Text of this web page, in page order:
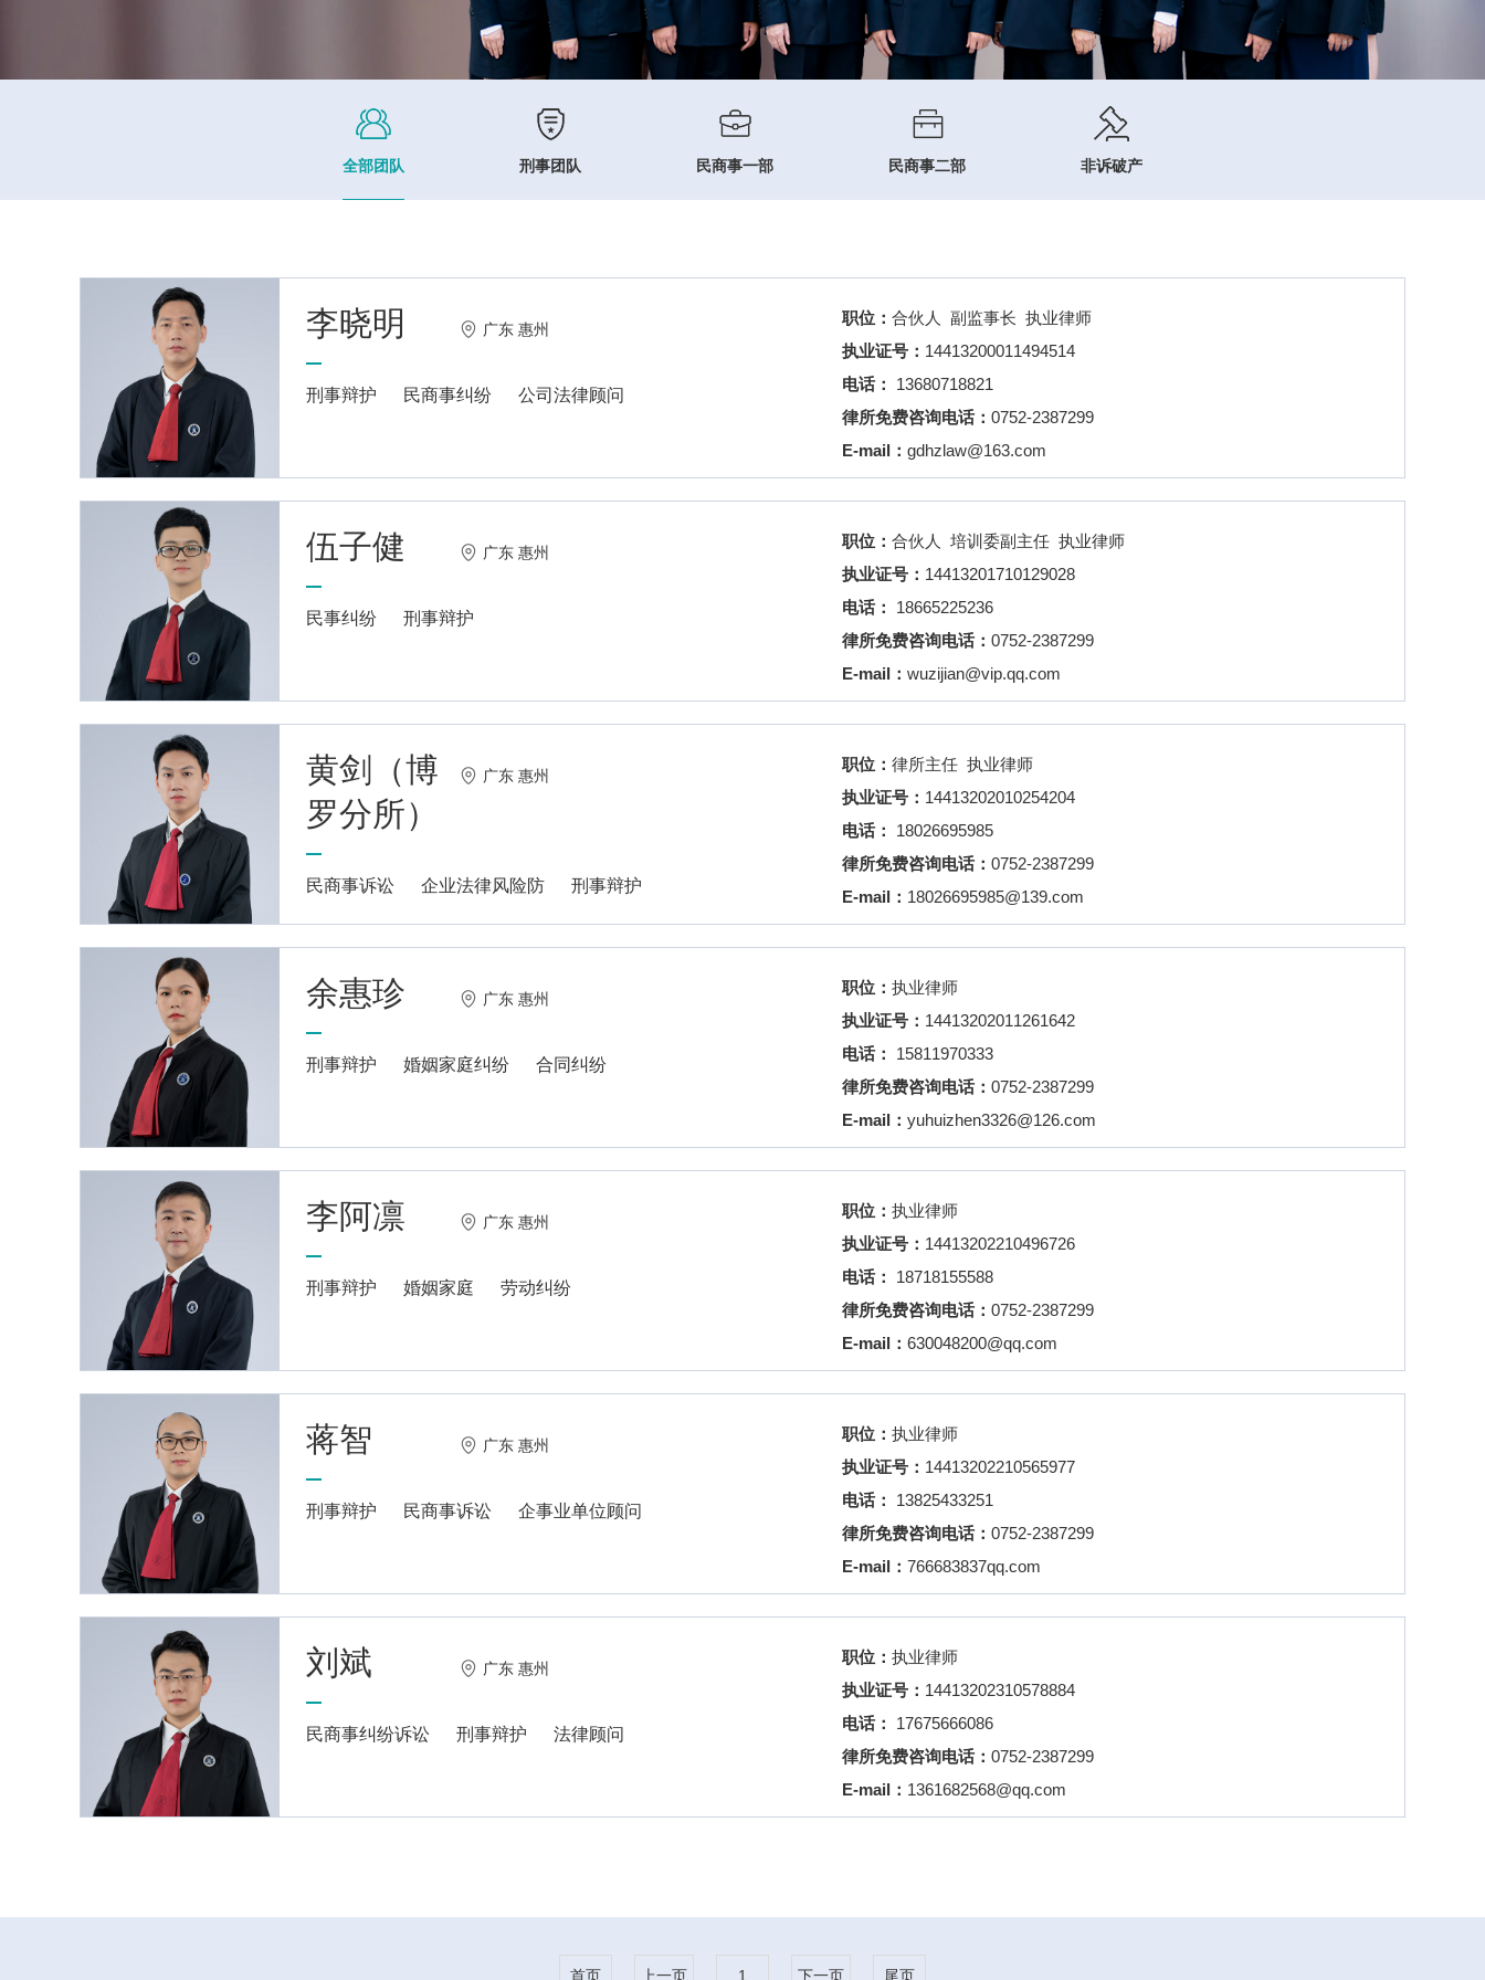
全部团队 刑事团队 民商事一部 民商事二部 非诉破产
李晓明 广东 惠州
刑事辩护 民商事纠纷 公司法律顾问
职位： 合伙人 副监事长 执业律师
执业证号： 14413200011494514
电话：
13680718821
律所免费咨询电话： 0752-2387299
E-mail： gdhzlaw@163.com
伍子健 广东 惠州
民事纠纷 刑事辩护
职位： 合伙人 培训委副主任 执业律师
执业证号： 14413201710129028
电话：
18665225236
律所免费咨询电话： 0752-2387299
E-mail： wuzijian@vip.qq.com
黄剑（博
罗分所）
广东 惠州
民商事诉讼 企业法律风险防 刑事辩护
职位： 律所主任 执业律师
执业证号： 14413202010254204
电话：
18026695985
律所免费咨询电话： 0752-2387299
E-mail： 18026695985@139.com
余惠珍 广东 惠州
刑事辩护 婚姻家庭纠纷 合同纠纷
职位： 执业律师
执业证号： 14413202011261642
电话：
15811970333
律所免费咨询电话： 0752-2387299
E-mail： yuhuizhen3326@126.com
李阿凛 广东 惠州
刑事辩护 婚姻家庭 劳动纠纷
职位： 执业律师
执业证号： 14413202210496726
电话：
18718155588
律所免费咨询电话： 0752-2387299
E-mail： 630048200@qq.com
蒋智 广东 惠州
刑事辩护 民商事诉讼 企事业单位顾问
职位： 执业律师
执业证号： 14413202210565977
电话：
13825433251
律所免费咨询电话： 0752-2387299
E-mail： 766683837qq.com
刘斌 广东 惠州
民商事纠纷诉讼 刑事辩护 法律顾问
职位： 执业律师
执业证号： 14413202310578884
电话：
17675666086
律所免费咨询电话： 0752-2387299
E-mail： 1361682568@qq.com
首页 上一页 1 下一页 尾页